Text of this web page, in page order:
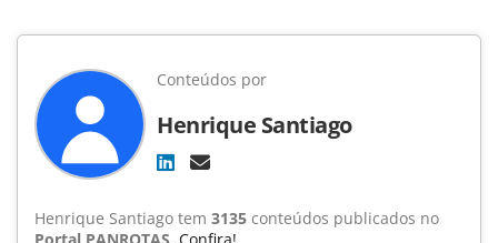
Conteúdos por
Henrique Santiago
Henrique Santiago tem 3135 conteúdos publicados no
Portal PANROTAS. Confira!